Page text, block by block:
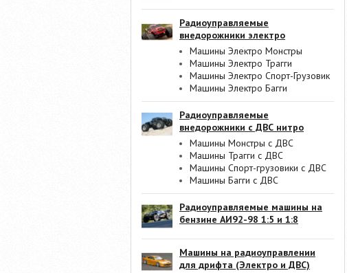
Радиоуправляемые
внедорожники электро
Машины Электро Монстры
Машины Электро Трагги
Машины Электро Спорт-Грузовик
Машины Электро Багги
Радиоуправляемые
внедорожники с ДВС нитро
Машины Монстры с ДВС
Машины Трагги с ДВС
Машины Спорт-грузовики с ДВС
Машины Багги с ДВС
Радиоуправляемые машины на
бензине АИ92-98 1:5 и 1:8
Машины на радиоуправлении
для дрифта (Электро и ДВС)